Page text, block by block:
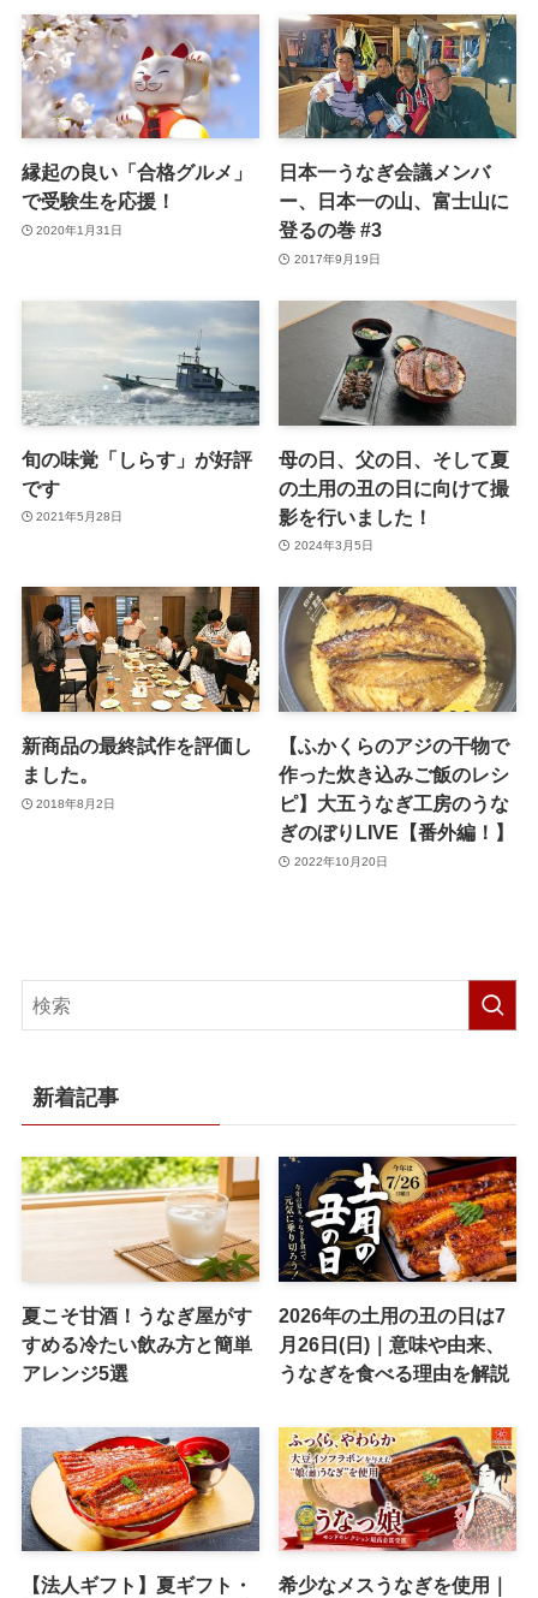
縁起の良い「合格グルメ」
で受験生を応援！
2020年1月31日
日本一うなぎ会議メンバ
ー、日本一の山、富士山に
登るの巻 #3
2017年9月19日
旬の味覚「しらす」が好評
です
2021年5月28日
母の日、父の日、そして夏
の土用の丑の日に向けて撮
影を行いました！
2024年3月5日
新商品の最終試作を評価し
ました。
2018年8月2日
【ふかくらのアジの⼲物で
作った炊き込みご飯のレシ
ピ】大五うなぎ工房のうな
ぎのぼりLIVE【番外編！】
2022年10月20日
新着記事
夏こそ甘酒！うなぎ屋がす
すめる冷たい飲み方と簡単
アレンジ5選
2026年の土用の丑の日は7
月26日(日)｜意味や由来、
うなぎを食べる理由を解説
【法人ギフト】夏ギフト・
希少なメスうなぎを使用｜